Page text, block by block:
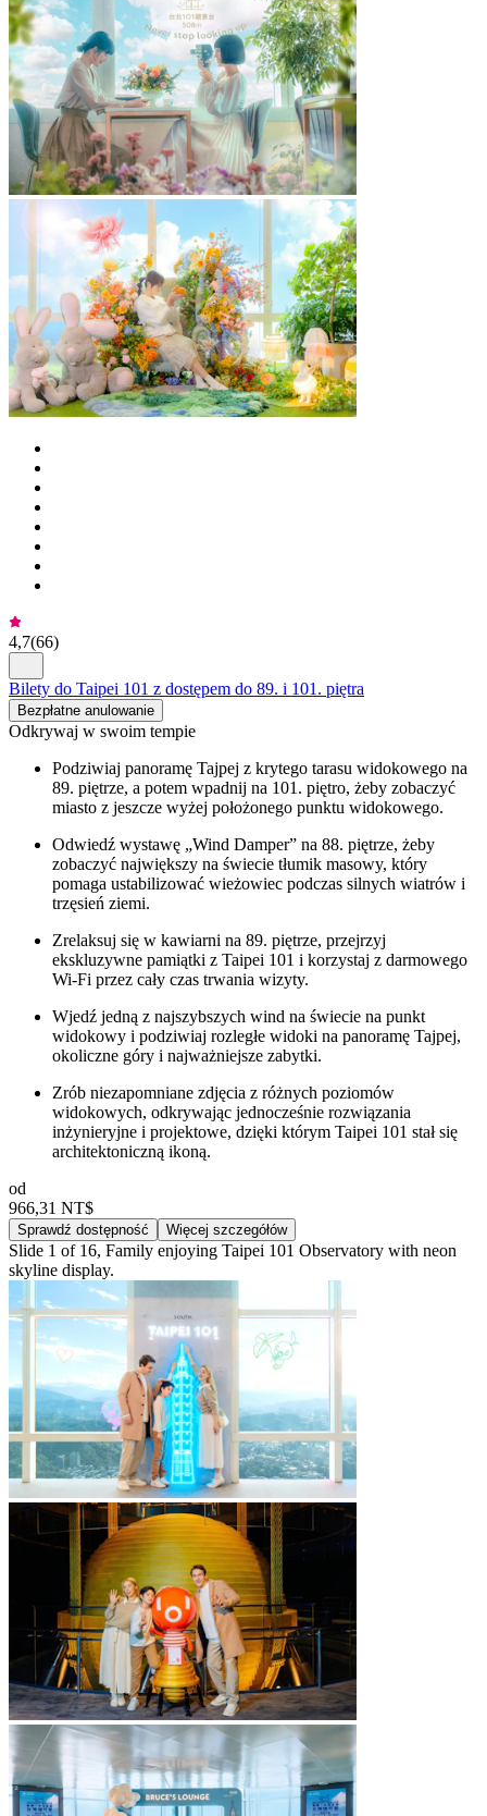
4,7(66)
Bilety do Taipei 101 z dostępem do 89. i 101. piętra
Bezpłatne anulowanie
Odkrywaj w swoim tempie
Podziwiaj panoramę Tajpej z krytego tarasu widokowego na
89. piętrze, a potem wpadnij na 101. piętro, żeby zobaczyć
miasto z jeszcze wyżej położonego punktu widokowego.
Odwiedź wystawę „Wind Damper” na 88. piętrze, żeby
zobaczyć największy na świecie tłumik masowy, który
pomaga ustabilizować wieżowiec podczas silnych wiatrów i
trzęsień ziemi.
Zrelaksuj się w kawiarni na 89. piętrze, przejrzyj
ekskluzywne pamiątki z Taipei 101 i korzystaj z darmowego
Wi-Fi przez cały czas trwania wizyty.
Wjedź jedną z najszybszych wind na świecie na punkt
widokowy i podziwiaj rozległe widoki na panoramę Tajpej,
okoliczne góry i najważniejsze zabytki.
Zrób niezapomniane zdjęcia z różnych poziomów
widokowych, odkrywając jednocześnie rozwiązania
inżynieryjne i projektowe, dzięki którym Taipei 101 stał się
architektoniczną ikoną.
od
966,31 NT$
Sprawdź dostępność Więcej szczegółów
Slide 1 of 16, Family enjoying Taipei 101 Observatory with neon
skyline display.